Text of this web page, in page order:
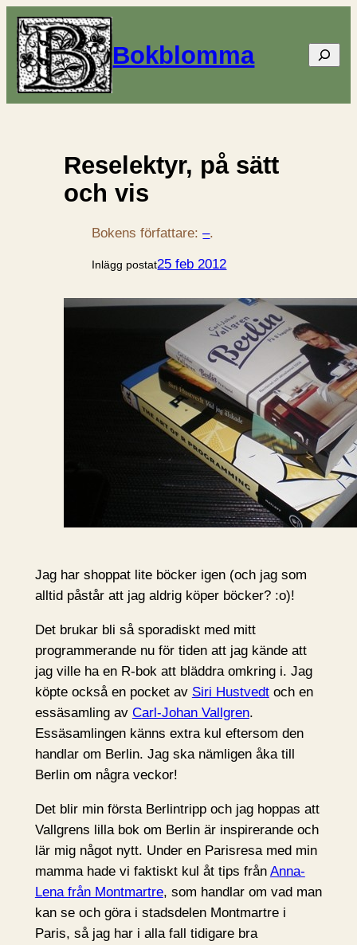
Bokblomma Sök
Reselektyr, på sätt
och vis
Bokens författare:–.
Inlägg postat25 feb 2012
Jag har shoppat lite böcker igen (och jag som
alltid påstår att jag aldrig köper böcker? :o)!
Det brukar bli så sporadiskt med mitt
programmerande nu för tiden att jag kände att
jag ville ha en R-bok att bläddra omkring i. Jag
köpte också en pocket av Siri Hustvedtoch en
essäsamling av Carl-Johan Vallgren.
Essäsamlingen känns extra kul eftersom den
handlar om Berlin. Jag ska nämligen åka till
Berlin om några veckor!
Det blir min första Berlintripp och jag hoppas att
Vallgrens lilla bok om Berlin är inspirerande och
lär mig något nytt. Under en Parisresa med min
mamma hade vi faktiskt kul åt tips från Anna-
Lena från Montmartre, som handlar om vad man
kan se och göra i stadsdelen Montmartre i
Paris, så jag har i alla fall tidigare bra